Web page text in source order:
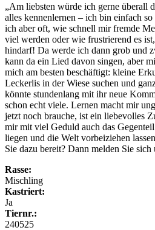
„Am liebsten würde ich gerne überall
alles kennenlernen – ich bin einfach
ich aber oft, wie schnell mir fremde
viel werden oder wie frustrierend es
hindarf! Da werde ich dann grob und
kann da ein Lied davon singen, aber
mich am besten beschäftigt: kleine
Leckerlis in der Wiese suchen und
könnte stundenlang mit ihr neue
schon echt viele. Lernen macht mir
jetzt noch brauche, ist ein liebevolles
mir mit viel Geduld auch das
liegen und die Welt vorbeiziehen
Sie dazu bereit? Dann melden Sie
Rasse:
Mischling
Kastriert:
Ja
Tiernr.:
240525